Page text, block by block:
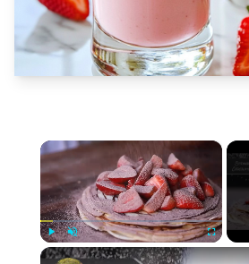
×
Play Unmute Fullscreen